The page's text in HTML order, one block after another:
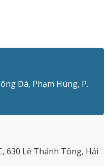
Đà, Phạm Hùng, P.
630 Lê Thánh Tông, Hải